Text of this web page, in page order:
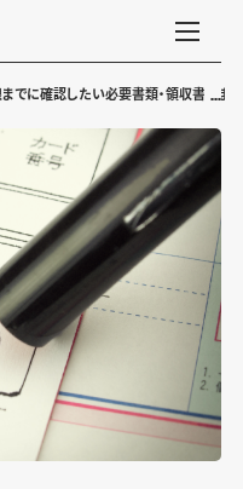
でに確認したい必要書類・領収書のま